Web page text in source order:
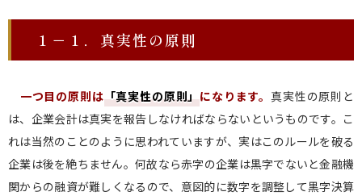
１－１．真実性の原則
一つ目の原則は「真実性の原則」になります。真実性の原則と
は、企業会計は真実を報告しなければならないというものです。こ
れは当然のことのように思われていますが、実はこのルールを破る
企業は後を絶ちません。何故なら赤字の企業は黒字でないと金融機
関からの融資が難しくなるので、意図的に数字を調整して黒字決算